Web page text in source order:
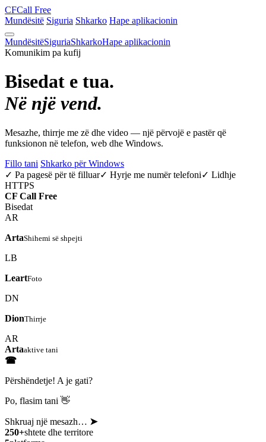
CFCall Free
Mundësitë Siguria Shkarko Hape aplikacionin
MundësitëSiguriaShkarkoHape aplikacionin
Komunikim pa kufij
Bisedat e tua.
Në një vend.
Mesazhe, thirrje me zë dhe video — një përvojë e pastër që
funksionon në telefon, web dhe Windows.
Fillo tani Shkarko për Windows
✓ Pa pagesë për të filluar✓ Hyrje me numër telefoni✓ Lidhje
HTTPS
CF Call Free
Bisedat
AR
ArtaShihemi së shpejti
LB
LeartFoto
DN
DionThirrje
AR
Artaaktive tani
☎
Përshëndetje! A je gati?
Po, flasim tani 👋
Shkruaj një mesazh… ➤
250+shtete dhe territore